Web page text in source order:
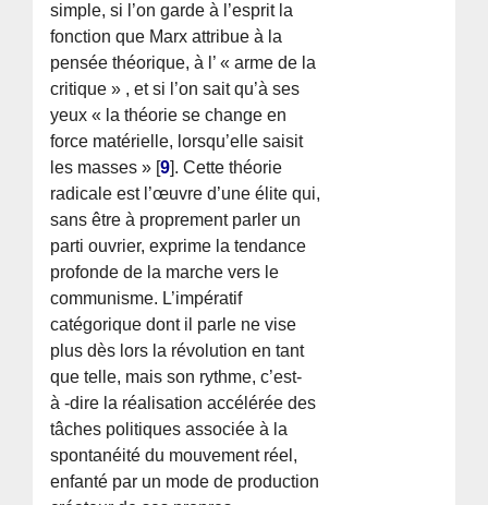
simple, si l’on garde à l’esprit la
fonction que Marx attribue à la
pensée théorique, à l’ « arme de la
critique » , et si l’on sait qu’à ses
yeux « la théorie se change en
force matérielle, lorsqu’elle saisit
les masses » [9]. Cette théorie
radicale est l’œuvre d’une élite qui,
sans être à proprement parler un
parti ouvrier, exprime la tendance
profonde de la marche vers le
communisme. L’impératif
catégorique dont il parle ne vise
plus dès lors la révolution en tant
que telle, mais son rythme, c’est-
à -dire la réalisation accélérée des
tâches politiques associée à la
spontanéité du mouvement réel,
enfanté par un mode de production